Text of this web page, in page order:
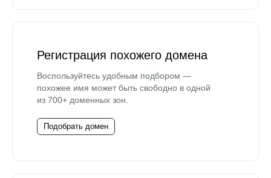
Регистрация похожего домена
Воспользуйтесь удобным подбором —
похожее имя может быть свободно в одной
из 700+ доменных зон.
Подобрать домен